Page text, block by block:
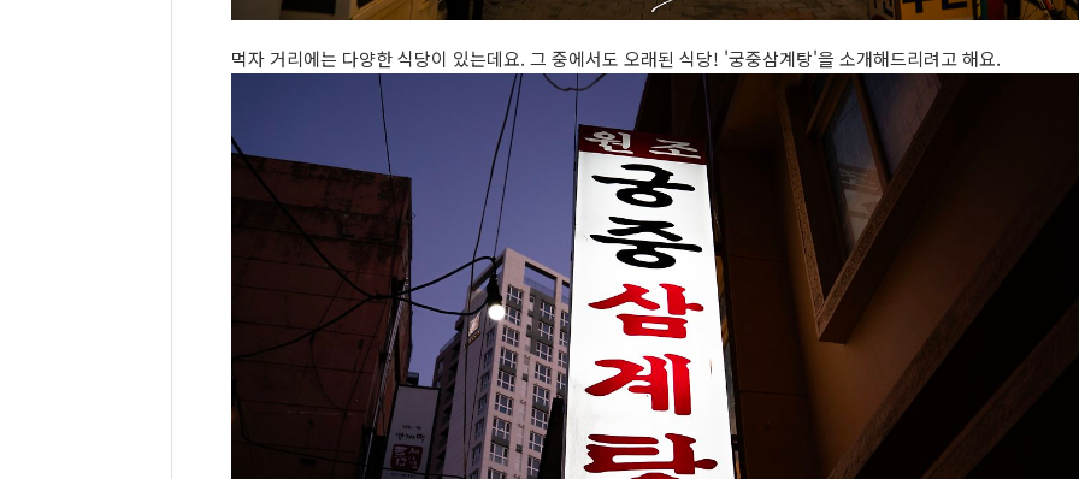
먹자 거리에는 다양한 식당이 있는데요. 그 중에서도 오래된 식당! '궁중삼계탕'을 소개해드리려고 해요.